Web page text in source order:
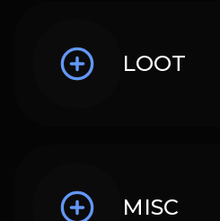
LOOT
MISC